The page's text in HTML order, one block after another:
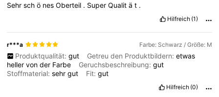
Sehrschö nesOberteil . SuperQualität .
Hilfreich (1)
r***a Farbe: Schwarz / Größe: M
Produktqualität: gut Getreu den Produktbildern: etwas
hellervonder Farbe Geruchsbeschreibung:gut
Stoffmaterial:sehrgut Fit:gut
Hilfreich (0)